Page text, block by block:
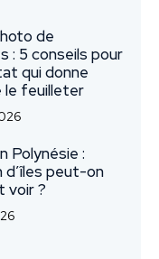
de
: 5 conseils pour
qui donne
le feuilleter
Polynésie :
d’îles peut-on
voir ?